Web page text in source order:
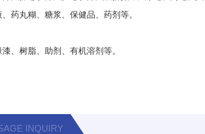
药丸糊、糖浆、保健品、药剂等。
、树脂、助剂、有机溶剂等。
INQUIRY